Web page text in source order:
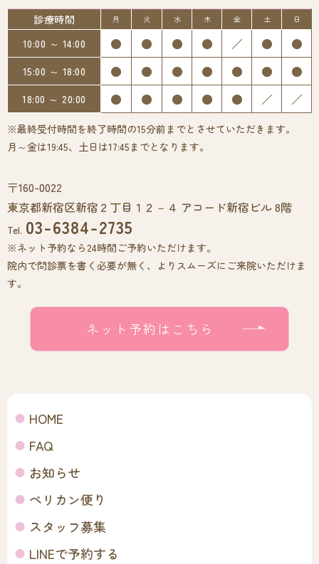
診療時間 月 火 水 木 金 土 日
10:00 ～ 14:00 ● ● ● ● ／ ● ●
15:00 ～ 18:00 ● ● ● ● ● ● ●
18:00 ～ 20:00 ● ● ● ● ● ／ ／
※最終受付時間を終了時間の15分前までとさせていただきます。
月～金は19:45、土日は17:45までとなります。
〒160-0022
東京都新宿区新宿２丁目１２－４ アコード新宿ビル 8階
Tel. 03-6384-2735
※ネット予約なら24時間ご予約いただけます。
院内で問診票を書く必要が無く、よりスムーズにご来院いただけま
す。
ネット予約はこちら
HOME
FAQ
お知らせ
ペリカン便り
スタッフ募集
LINEで予約する